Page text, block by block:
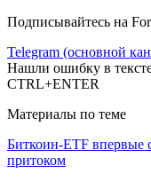
Подписывайтесь на
Telegram (основной
Нашли ошибку в
CTRL+ENTER
Материалы по теме
Биткоин-ETF впервые
притоком